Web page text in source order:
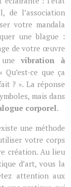
de l’association
votre mandala
une blague :
de votre œuvre
unevibration à
ce que ça
? ». La réponse
mais dans
corporel.
une méthode
votre corps
création. Au lieu
d’art, vous la
attention aux